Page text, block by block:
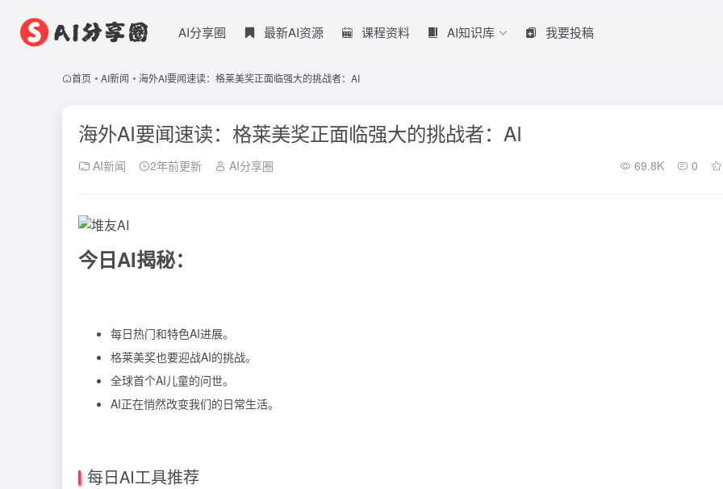
AI分享圈 最新AI资源 课程资料 AI知识库 我要投稿
首页 • AI新闻 • 海外AI要闻速读：格莱美奖正面临强大的挑战者：AI
海外AI要闻速读：格莱美奖正面临强大的挑战者：AI
AI新闻 2年前更新 AI分享圈 69.8K 0
今日AI揭秘：
每日热门和特色AI进展。
格莱美奖也要迎战AI的挑战。
全球首个AI儿童的问世。
AI正在悄然改变我们的日常生活。
每日AI工具推荐